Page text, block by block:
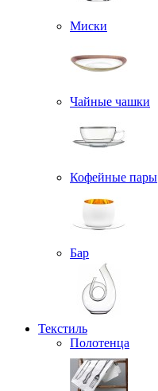
Миски
Чайные чашки
Кофейные пары
Бар
Текстиль
Полотенца